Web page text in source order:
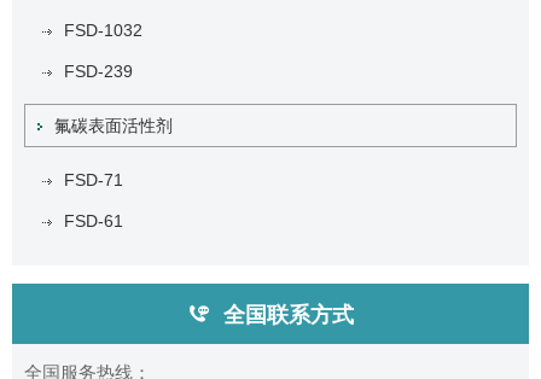
FSD-1032
FSD-239
氟碳表面活性剂
FSD-71
FSD-61
全国联系方式
全国服务热线：